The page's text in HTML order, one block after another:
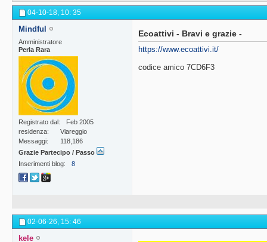
04-10-18, 10: 35
Mindful
Amministratore
Perla Rara
Registrato dal
Feb 2005
residenza
Viareggio
Messaggi
118,186
Grazie Partecipo / Passo
Inserimenti blog
8
Ecoattivi - Bravi e grazie -
https://www.ecoattivi.it/
codice amico 7CD6F3
02-06-26, 15: 46
kele